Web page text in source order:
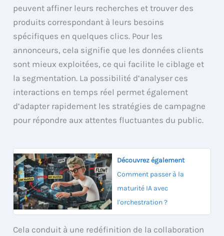
peuvent affiner leurs recherches et trouver des
produits correspondant à leurs besoins
spécifiques en quelques clics. Pour les
annonceurs, cela signifie que les données clients
sont mieux exploitées, ce qui facilite le ciblage et
la segmentation. La possibilité d’analyser ces
interactions en temps réel permet également
d’adapter rapidement les stratégies de campagne
pour répondre aux attentes fluctuantes du public.
Découvrez également
Comment passer à la
maturité IA avec
l'orchestration ?
Cela conduit à une redéfinition de la collaboration